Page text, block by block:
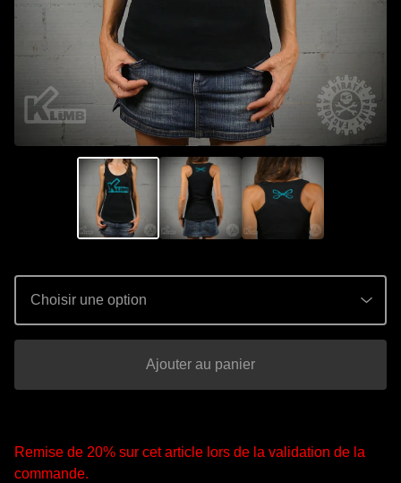
Ajouter au panier
Remise de 20% sur cet article lors de la validation de la
commande.